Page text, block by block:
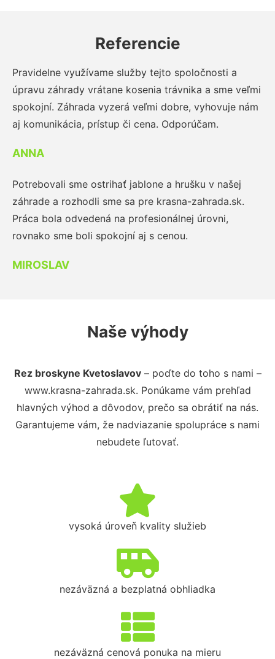
Referencie
Pravidelne využívame služby tejto spoločnosti a
úpravu záhrady vrátane kosenia trávnika a sme veľmi
spokojní. Záhrada vyzerá veľmi dobre, vyhovuje nám
aj komunikácia, prístup či cena. Odporúčam.
ANNA
Potrebovali sme ostrihať jablone a hrušku v našej
záhrade a rozhodli sme sa pre krasna-zahrada.sk.
Práca bola odvedená na profesionálnej úrovni,
rovnako sme boli spokojní aj s cenou.
MIROSLAV
Naše výhody
Rez broskyne Kvetoslavov– poďte do toho s nami –
www.krasna-zahrada.sk. Ponúkame vám prehľad
hlavných výhod a dôvodov, prečo sa obrátiť na nás.
Garantujeme vám, že nadviazanie spolupráce s nami
nebudete ľutovať.
vysoká úroveň kvality služieb
nezáväzná a bezplatná obhliadka
nezáväzná cenová ponuka na mieru